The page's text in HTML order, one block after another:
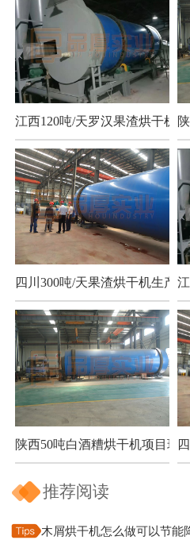
江西120吨/天罗汉果渣烘干机
四川300吨/天果渣烘干机生产
陕西50吨白酒糟烘干机项目现场
推荐阅读
木屑烘干机怎么做可以节能